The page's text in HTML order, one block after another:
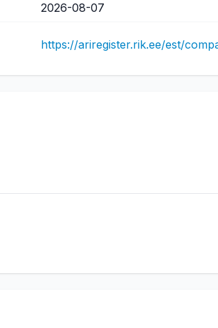
2026-08-07
https://ariregister.rik.ee/est/